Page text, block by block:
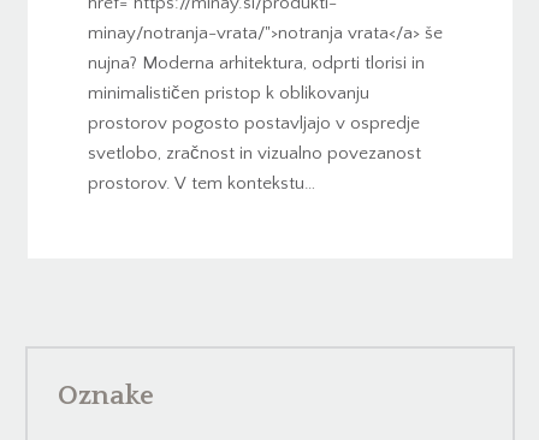
minay/notranja-vrata/">notranja vrata</a> še
nujna? Moderna arhitektura, odprti tlorisi in
minimalističen pristop k oblikovanju
prostorov pogosto postavljajo v ospredje
svetlobo, zračnost in vizualno povezanost
prostorov. V tem kontekstu…
Oznake